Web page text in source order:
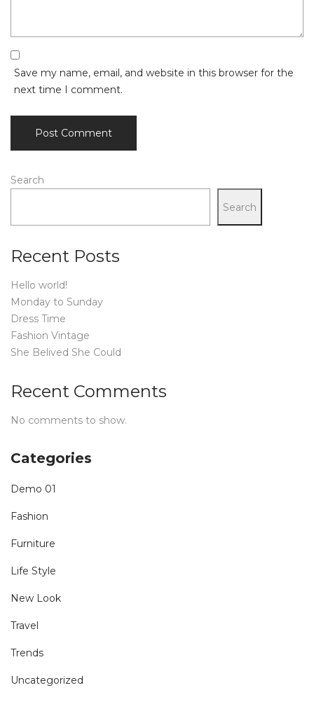
Save my name, email, and website in this browser for the
next time I comment.
Search
Search
Recent Posts
Hello world!
Monday to Sunday
Dress Time
Fashion Vintage
She Belived She Could
Recent Comments
No comments to show.
Categories
Demo 01
Fashion
Furniture
Life Style
New Look
Travel
Trends
Uncategorized